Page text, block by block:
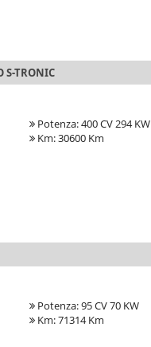
S-TRONIC
Potenza: 400 CV 294 KW
Km: 30600 Km
Potenza: 95 CV 70 KW
Km: 71314 Km